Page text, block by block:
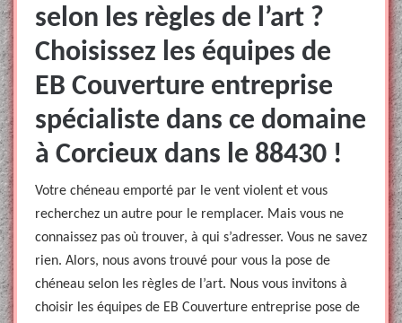
selon les règles de l’art ?
Choisissez les équipes de
EB Couverture entreprise
spécialiste dans ce domaine
à Corcieux dans le 88430 !
Votre chéneau emporté par le vent violent et vous
recherchez un autre pour le remplacer. Mais vous ne
connaissez pas où trouver, à qui s’adresser. Vous ne savez
rien. Alors, nous avons trouvé pour vous la pose de
chéneau selon les règles de l’art. Nous vous invitons à
choisir les équipes de EB Couverture entreprise pose de